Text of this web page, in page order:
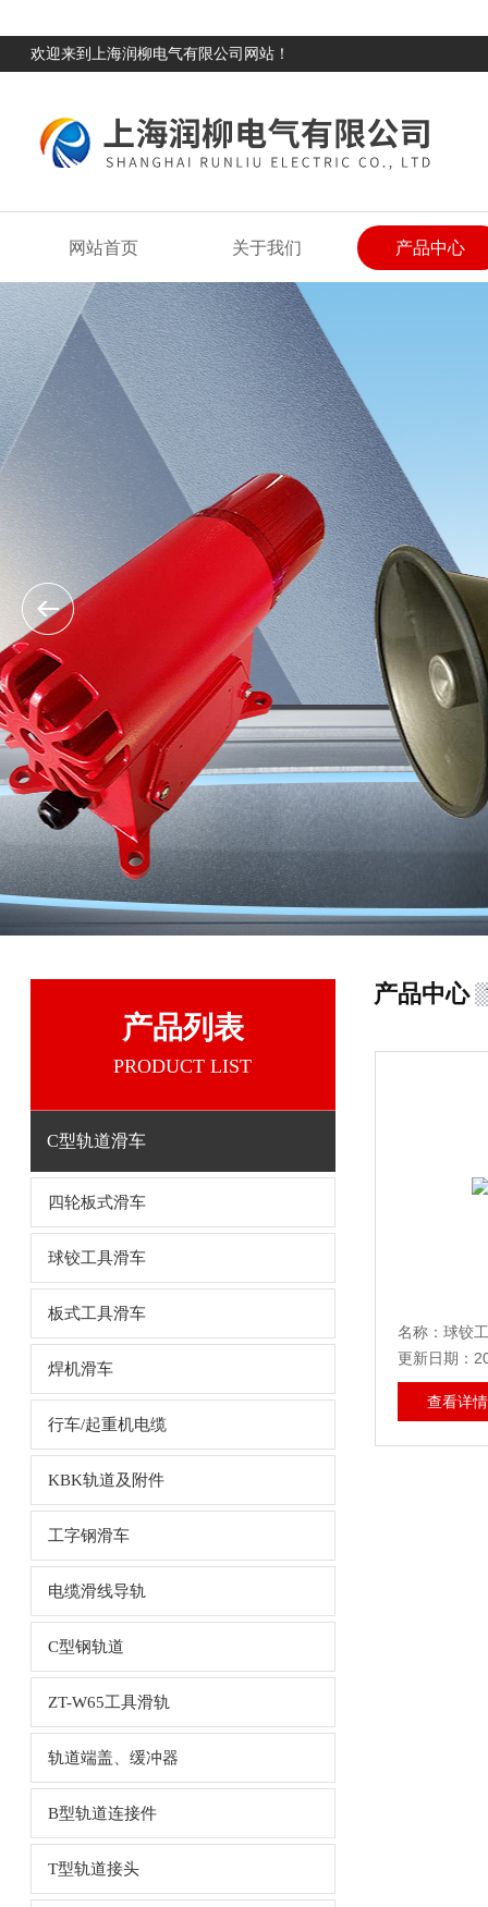
欢迎来到上海润柳电气有限公司网站！
网站首页 关于我们 产品中心
产品列表
PRODUCT LIST
C型轨道滑车
四轮板式滑车
球铰工具滑车
板式工具滑车
焊机滑车
行车/起重机电缆
KBK轨道及附件
工字钢滑车
电缆滑线导轨
C型钢轨道
ZT-W65工具滑轨
轨道端盖、缓冲器
B型轨道连接件
T型轨道接头
产品中心
名称：球铰
更新日期：
查看详情